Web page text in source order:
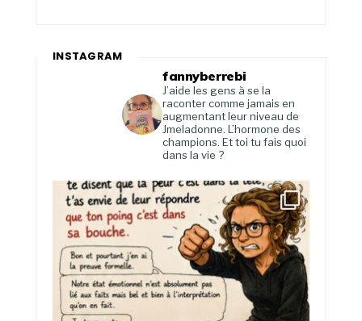
INSTAGRAM
fannyberrebi
J’aide les gens à se la
raconter comme jamais en
augmentant leur niveau de
Jmeladonne. L’hormone des
champions. Et toi tu fais quoi
dans la vie ?